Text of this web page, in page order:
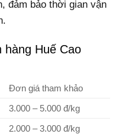
đảm bảo thời gian vận
hàng Huế Cao
Đơn giá tham khảo
3.000 – 5.000 đ/kg
2.000 – 3.000 đ/kg